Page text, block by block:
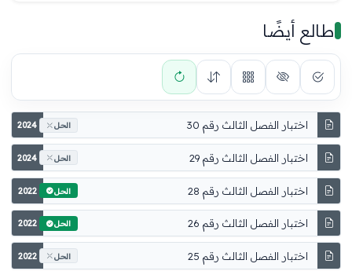
طالع أيضًا
اختبار الفصل الثالث رقم 30 2024 الحل
اختبار الفصل الثالث رقم 29 2024 الحل
اختبار الفصل الثالث رقم 28 2022 الحل
اختبار الفصل الثالث رقم 26 2022 الحل
اختبار الفصل الثالث رقم 25 2022 الحل